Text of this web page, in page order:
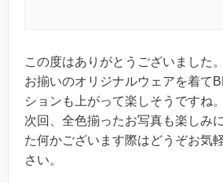
この度はありがとうございました。
お揃いのオリジナルウェアを着て
ションも上がって楽しそうですね。
次回、全色揃ったお写真も楽しみ
た何かございます際はどうぞお気
さい。